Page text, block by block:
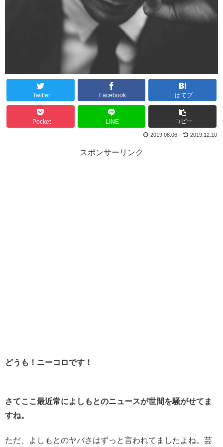
Twitter Facebook はてブ
Pocket LINE コピー
2019.12.10
2019.08.06
スポンサーリンク
どうも！ニーコロです！
さてここ最近常によしもとのニュースが世間を騒がせてま
すね。
ただ、よしもとのヤバさはずっと言われてましたよね。芸